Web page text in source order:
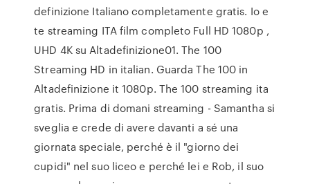
definizione Italiano completamente gratis. Io e
te streaming ITA film completo Full HD 1080p ,
UHD 4K su Altadefinizione01. The 100
Streaming HD in italian. Guarda The 100 in
Altadefinizione it 1080p. The 100 streaming ita
gratis. Prima di domani streaming - Samantha si
sveglia e crede di avere davanti a sé una
giornata speciale, perché è il "giorno dei
cupidi" nel suo liceo e perché lei e Rob, il suo